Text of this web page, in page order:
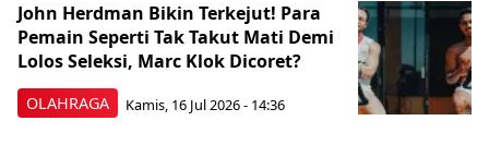
OLAHRAGA
John Herdman Bikin Terkejut! Para
Pemain Seperti Tak Takut Mati Demi
Lolos Seleksi, Marc Klok Dicoret?
Kamis, 16 Jul 2026 - 14:36